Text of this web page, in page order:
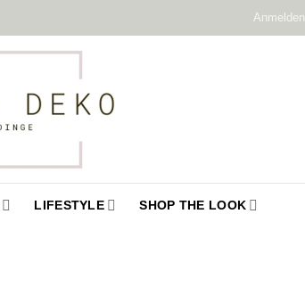
Anmelden
LIFESTYLE SHOP THE LOOK